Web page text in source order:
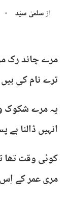
ازسلمیٰ سیّد
مرے چاند رک
ترے نام کی
یہ مرے شکوک
انہیں ڈالنا
‏کوئی وقت تھا
مری عمر کے